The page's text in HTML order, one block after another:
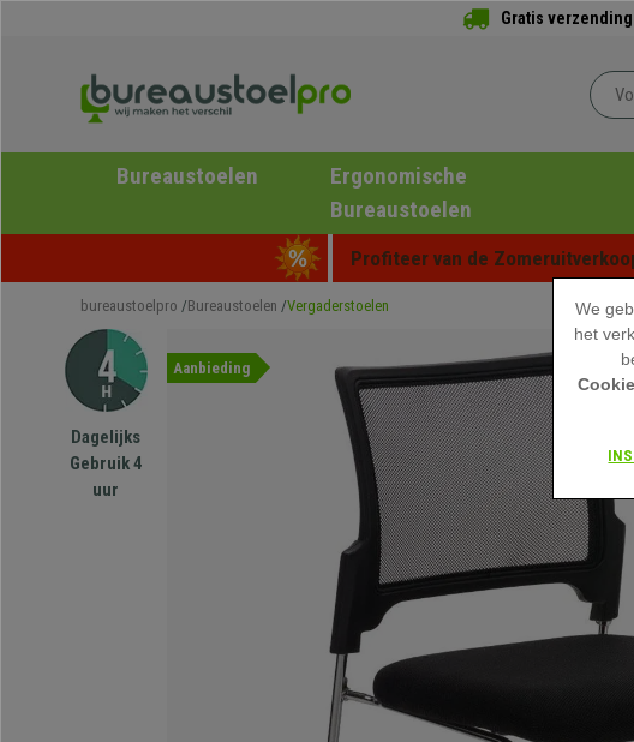
Gratis verzending
Bureaustoelen
Ergonomische
Bureaustoelen
Profiteer van de
bureaustoelpro Bureaustoelen Vergaderstoelen
Dagelijks
Gebruik 4
uur
Aanbieding
We
het